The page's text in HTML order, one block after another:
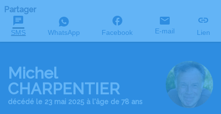
Partager
SMS WhatsApp Facebook E-mail Lien
Michel
CHARPENTIER
décédé le 23 mai 2025 à l'âge de 78 ans